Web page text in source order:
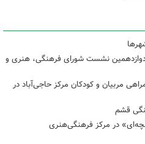
دوازدهمین نشست شورای فرهنگی، هنری و
مربیان و کودکان مرکز حاجی‌آباد در
قشم
در مرکز فرهنگی‌هنری